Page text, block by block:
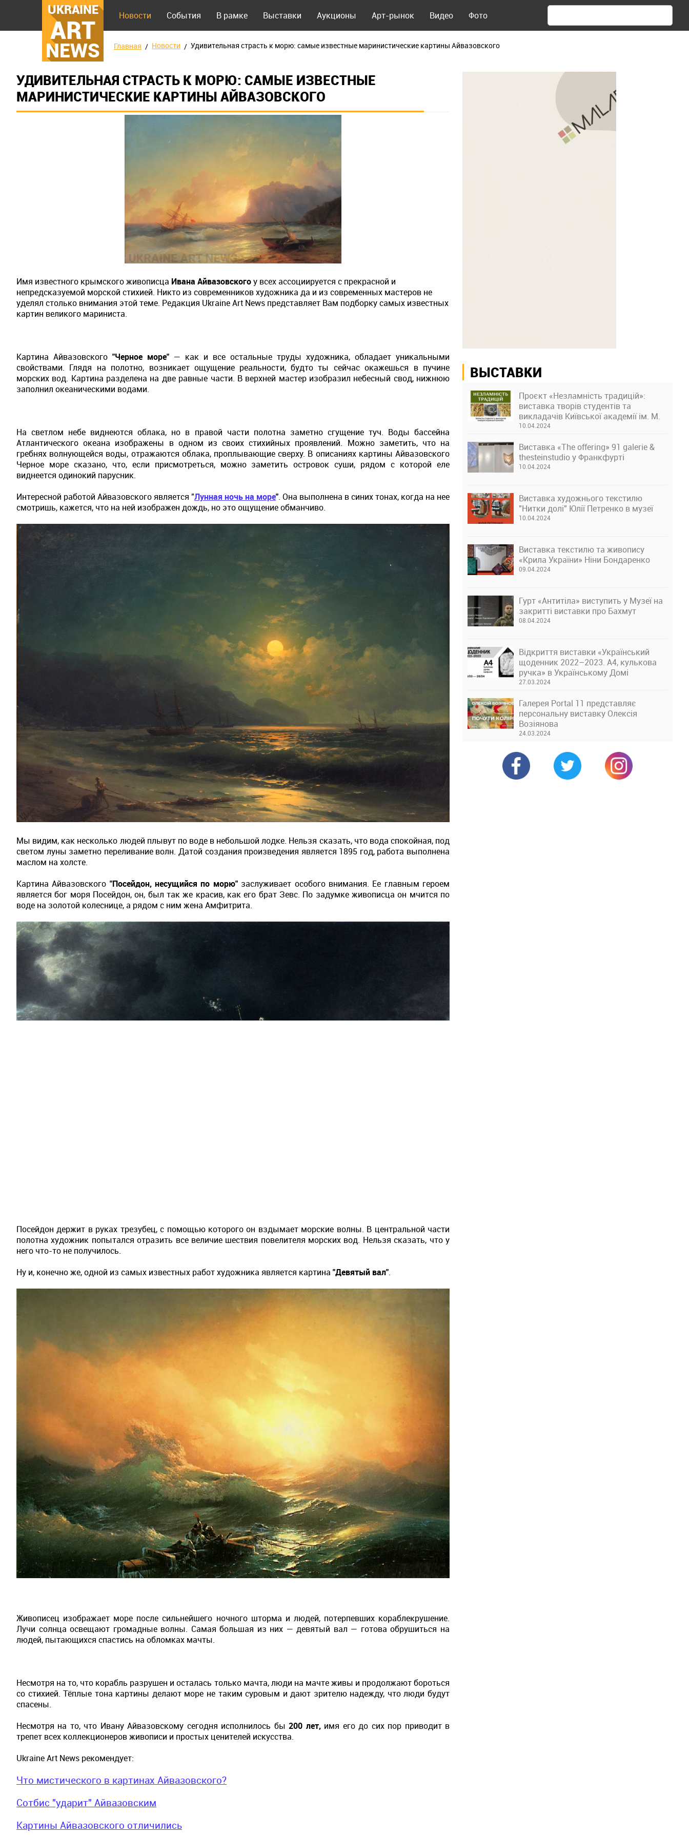
UKRAINE
ART
NEWS
Новости События В рамке Выставки Аукционы Арт-рынок Видео Фото
Главная Новости Удивительная страсть к морю: самые известные маринистические картины Айвазовского
УДИВИТЕЛЬНАЯ СТРАСТЬ К МОРЮ: САМЫЕ ИЗВЕСТНЫЕ
МАРИНИСТИЧЕСКИЕ КАРТИНЫ АЙВАЗОВСКОГО
Имя известного крымского живописца Ивана Айвазовскогоу всех ассоциируется с прекрасной и
непредсказуемой морской стихией. Никто из современников художника да и из современных мастеров не
уделял столько внимания этой теме. Редакция Ukraine Art News представляет Вам подборку самых известных
картин великого мариниста.
Картина Айвазовского "Черное море" — как и все остальные труды художника, обладает уникальными
свойствами. Глядя на полотно, возникает ощущение реальности, будто ты сейчас окажешься в пучине
морских вод. Картина разделена на две равные части. В верхней мастер изобразил небесный свод, нижнюю
заполнил океаническими водами.
На светлом небе виднеются облака, но в правой части полотна заметно сгущение туч. Воды бассейна
Атлантического океана изображены в одном из своих стихийных проявлений. Можно заметить, что на
гребнях волнующейся воды, отражаются облака, проплывающие сверху. В описаниях картины Айвазовского
Черное море сказано, что, если присмотреться, можно заметить островок суши, рядом с которой еле
виднеется одинокий парусник.
Интересной работой Айвазовского является "Лунная ночь на море". Она выполнена в синих тонах, когда на нее
смотришь, кажется, что на ней изображен дождь, но это ощущение обманчиво.
Мы видим, как несколько людей плывут по воде в небольшой лодке. Нельзя сказать, что вода спокойная, под
светом луны заметно переливание волн. Датой создания произведения является 1895 год, работа выполнена
маслом на холсте.
Картина Айвазовского "Посейдон, несущийся по морю"заслуживает особого внимания. Ее главным героем
является бог моря Посейдон, он, был так же красив, как его брат Зевс. По задумке живописца он мчится по
воде на золотой колеснице, а рядом с ним жена Амфитрита.
Посейдон держит в руках трезубец, с помощью которого он вздымает морские волны. В центральной части
полотна художник попытался отразить все величие шествия повелителя морских вод. Нельзя сказать, что у
него что-то не получилось.
Ну и, конечно же, одной из самых известных работ художника является картина "Девятый вал".
Живописец изображает море после сильнейшего ночного шторма и людей, потерпевших кораблекрушение.
Лучи солнца освещают громадные волны. Самая большая из них — девятый вал — готова обрушиться на
людей, пытающихся спастись на обломках мачты.
Несмотря на то, что корабль разрушен и осталась только мачта, люди на мачте живы и продолжают бороться
со стихией. Тёплые тона картины делают море не таким суровым и дают зрителю надежду, что люди будут
спасены.
Несмотря на то, что Ивану Айвазовскому сегодня исполнилось бы200 лет, имя его до сих пор приводит в
трепет всех коллекционеров живописи и простых ценителей искусства.
Ukraine Art News рекомендует:
Что мистического в картинах Айвазовского?
Сотбис "ударит" Айвазовским
Картины Айвазовского отличились
ВЫСТАВКИ
Проєкт «Незламність традицій»:
виставка творів студентів та
викладачів Київської академії ім. М.
Бойчука
10.04.2024
Виставка «The offering» 91 galerie &
thesteinstudio у Франкфурті
10.04.2024
Виставка художнього текстилю
"Нитки долі" Юлії Петренко в музеї
10.04.2024
Виставка текстилю та живопису
«Крила України» Ніни Бондаренко
09.04.2024
Гурт «Антитіла» виступить у Музеї на
закритті виставки про Бахмут
08.04.2024
Відкриття виставки «Український
щоденник 2022–2023. А4, кулькова
ручка» в Українському Домі
27.03.2024
Галерея Portal 11 представляє
персональну виставку Олексія
Возіянова
24.03.2024